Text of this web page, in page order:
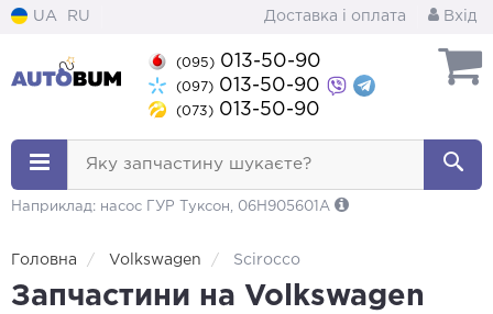
UA RU Доставка і оплата Вхід
(095) 013-50-90
(097) 013-50-90
(073) 013-50-90
Яку запчастину шукаєте?
Наприклад: насос ГУР Туксон, 06H905601A
Головна Volkswagen Scirocco
Запчастини на Volkswagen